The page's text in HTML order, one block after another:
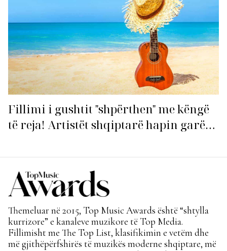
Fillimi i gushtit "shpërthen" me këngë
të reja! Artistët shqiptarë hapin garën
Themeluar në 2015, Top Music Awards është “shtylla
kurrizore” e kanaleve muzikore të Top Media.
Fillimisht me The Top List, klasifikimin e vetëm dhe
më gjithëpërfshirës të muzikës moderne shqiptare, më